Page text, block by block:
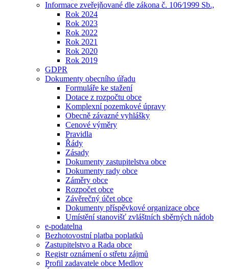
Informace zveřejňované dle zákona č. 106⁄1999 Sb.,
Rok 2024
Rok 2023
Rok 2022
Rok 2021
Rok 2020
Rok 2019
GDPR
Dokumenty obecního úřadu
Formuláře ke stažení
Dotace z rozpočtu obce
Komplexní pozemkové úpravy
Obecně závazné vyhlášky
Cenové výměry
Pravidla
Řády
Zásady
Dokumenty zastupitelstva obce
Dokumenty rady obce
Záměry obce
Rozpočet obce
Závěrečný účet obce
Dokumenty příspěvkové organizace obce
Umístění stanovišť zvláštních sběrných nádob
e-podatelna
Bezhotovostní platba poplatků
Zastupitelstvo a Rada obce
Registr oznámení o střetu zájmů
Profil zadavatele obce Medlov